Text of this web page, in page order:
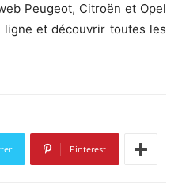
Peugeot, Citroën et Opel
et découvrir toutes les
Pinterest